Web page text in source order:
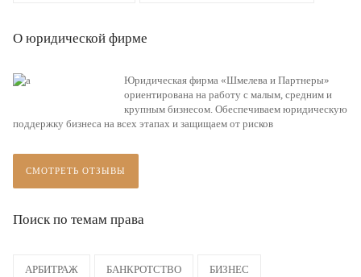
О юридической фирме
Юридическая фирма «Шмелева и Партнеры»
ориентирована на работу с малым, средним и
крупным бизнесом. Обеспечиваем юридическую
поддержку бизнеса на всех этапах и защищаем от рисков
СМОТРЕТЬ ОТЗЫВЫ
Поиск по темам права
АРБИТРАЖ БАНКРОТСТВО БИЗНЕС